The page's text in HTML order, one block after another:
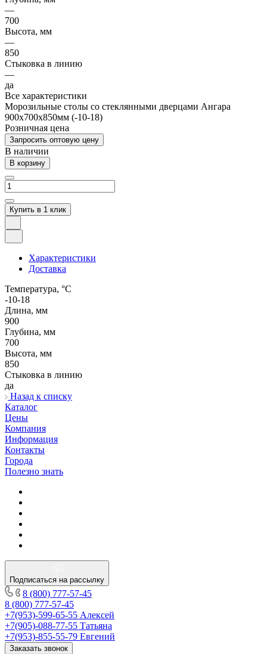
—
700
Высота, мм
—
850
Стыковка в линию
—
да
Все характеристики
Морозильные столы со стеклянными дверцами Ангара
900х700х850мм (-10-18)
Розничная цена
Запросить оптовую цену
В наличии
В корзину
Купить в 1 клик
Характеристики
Доставка
Температура, °C
-10-18
Длина, мм
900
Глубина, мм
700
Высота, мм
850
Стыковка в линию
да
Назад к списку
Каталог
Цены
Компания
Информация
Контакты
Города
Полезно знать
Подписаться на рассылку
8 (800) 777-57-45
8 (800) 777-57-45
+7(953)-599-65-55 Алексей
+7(905)-088-77-55 Татьяна
+7(953)-855-55-79 Евгений
Заказать звонок